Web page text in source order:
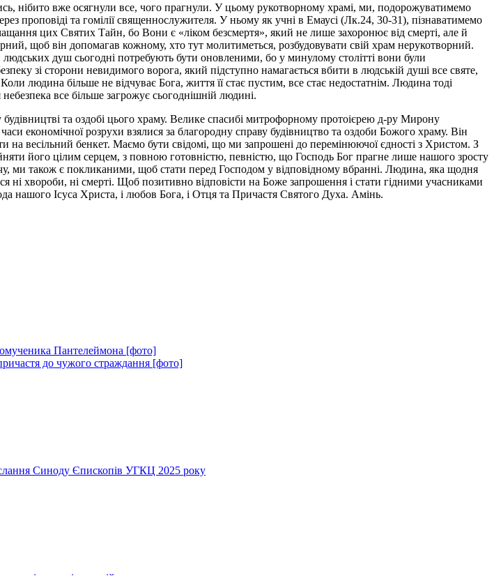
нібито вже осягнули все, чого прагнули. У цьому рукотворному храмі, ми, подорожуватимемо
проповіді та гомілії священнослужителя. У ньому як учні в Емаусі (Лк.24, 30-31), пізнаватимемо
цих Святих Тайн, бо Вони є «ліком безсмертя», який не лише захоронює від смерті, але й
щоб він допомагав кожному, хто тут молитиметься, розбудовувати свій храм нерукотворний.
душ сьогодні потребують бути оновленими, бо у минулому столітті вони були
зі сторони невидимого ворога, який підступно намагається вбити в людській душі все святе,
людина більше не відчуває Бога, життя її стає пустим, все стає недостатнім. Людина тоді
все більше загрожує сьогоднішній людині.
та оздобі цього храму. Велике спасибі митрофорному протоієрею д-ру Мирону
економічної розрухи взялися за благородну справу будівництво та оздоби Божого храму. Він
на весільний бенкет. Маємо бути свідомі, що ми запрошені до перемінюючої єдності з Христом. З
його цілим серцем, з повною готовністю, певністю, що Господь Бог прагне лише нашого зросту
ми також є покликаними, щоб стати перед Господом у відповідному вбранні. Людина, яка щодня
ні хвороби, ні смерті. Щоб позитивно відповісти на Боже запрошення і стати гідними учасниками
нашого Ісуса Христа, і любов Бога, і Отця та Причастя Святого Духа. Амінь.
Пантелеймона [фото]
до чужого страждання [фото]
Синоду Єпископів УГКЦ 2025 року